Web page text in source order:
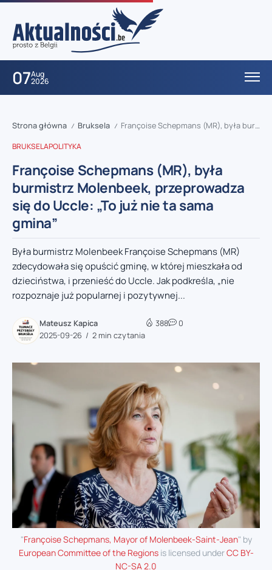
07Aug
2026
Strona główna / Bruksela / Françoise Schepmans (MR), była burmistrz Molenbeek, przeprowadza się do Uccle: „To już nie ta sama gmina”
BRUKSELAPOLITYKA
Françoise Schepmans (MR), była
burmistrz Molenbeek, przeprowadza
się do Uccle: „To już nie ta sama
gmina”
Była burmistrz Molenbeek Françoise Schepmans (MR)
zdecydowała się opuścić gminę, w której mieszkała od
dzieciństwa, i przenieść do Uccle. Jak podkreśla, „nie
rozpoznaje już popularnej i pozytywnej...
Mateusz Kapica
2025-09-26
2 min czytania
388 0
"Françoise Schepmans, Mayor of Molenbeek-Saint-Jean" by
European Committee of the Regionsis licensed underCC BY-
NC-SA 2.0